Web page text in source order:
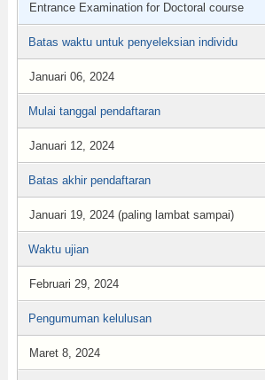
Entrance Examination for Doctoral course
Batas waktu untuk penyeleksian individu
Januari 06, 2024
Mulai tanggal pendaftaran
Januari 12, 2024
Batas akhir pendaftaran
Januari 19, 2024 (paling lambat sampai)
Waktu ujian
Februari 29, 2024
Pengumuman kelulusan
Maret 8, 2024